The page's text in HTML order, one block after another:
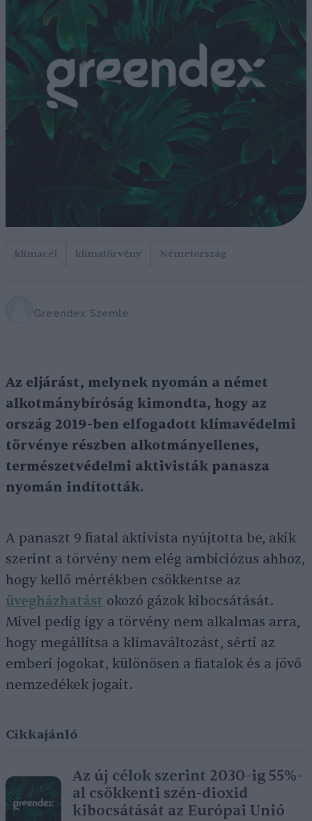
klímacél klímatörvény Németország
Greendex Szemle
Az eljárást, melynek nyomán a német
alkotmánybíróság kimondta, hogy az
ország 2019-ben elfogadott klímavédelmi
törvénye részben alkotmányellenes,
természetvédelmi aktivisták panasza
nyomán indították.
A panaszt 9 fiatal aktivista nyújtotta be, akik
szerint a törvény nem elég ambiciózus ahhoz,
hogy kellő mértékben csökkentse az
üvegházhatást okozó gázok kibocsátását.
Mivel pedig így a törvény nem alkalmas arra,
hogy megállítsa a klímaváltozást, sérti az
emberi jogokat, különösen a fiatalok és a jövő
nemzedékek jogait.
Cikkajánló
Az új célok szerint 2030-ig 55%-
al csökkenti szén-dioxid
kibocsátását az Európai Unió